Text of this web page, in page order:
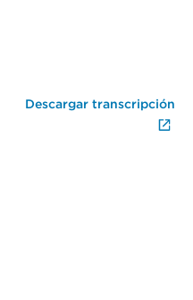
Descargar transcripción